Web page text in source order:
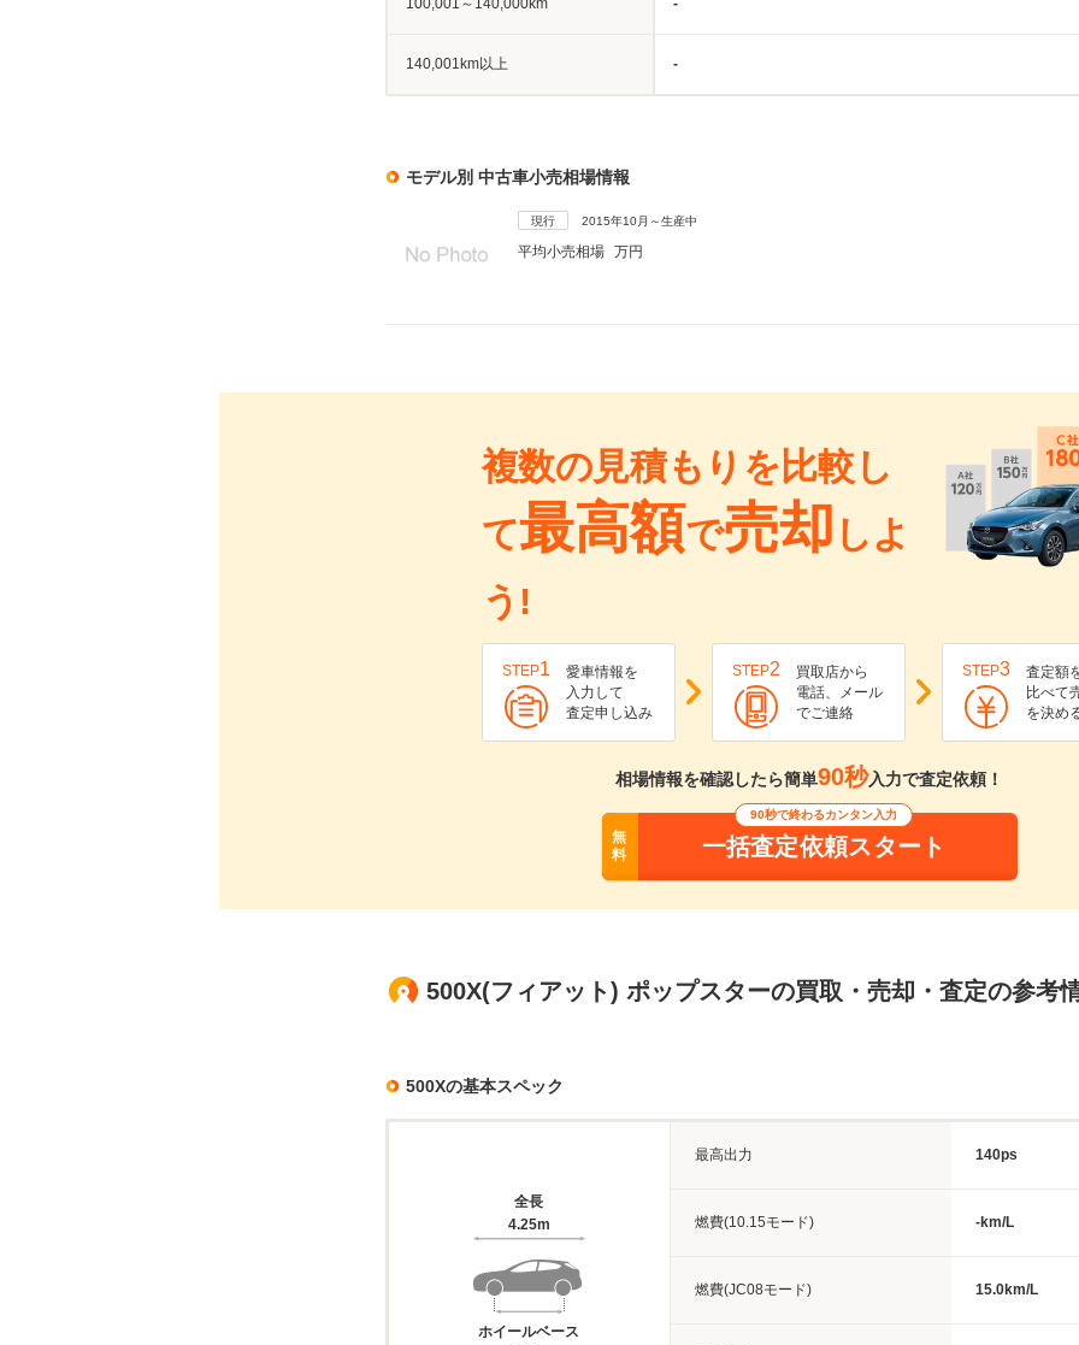
100,001～140,000km -
140,001km以上 -
モデル別 中古車小売相場情報
現行 2015年10月～生産中
平均小売相場 万円
複数の見積もりを比較し
て最高額で売却 しよ
う!
STEP1
愛車情報を
入力して
査定申し込み
STEP2
買取店から
電話、メール
でご連絡
STEP3
査定額
比べて
を決め
相場情報を確認したら簡単90秒入力で査定依頼！
無
料
90秒で終わるカンタン入力
一括査定依頼スタート
500X(フィアット) ポップスターの買取・売却・査定の参考
500Xの基本スペック
全長
4.25m
ホイールベース
最高出力 140ps
燃費(10.15モード) -km/L
燃費(JC08モード) 15.0km/L